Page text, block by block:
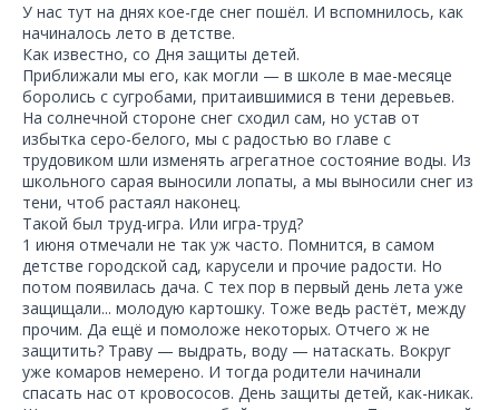
У нас тут на днях кое-где снег пошёл. И вспомнилось, как
начиналось лето в детстве.
Как известно, со Дня защиты детей.
Приближали мы его, как могли — в школе в мае-месяце
боролись с сугробами, притаившимися в тени деревьев.
На солнечной стороне снег сходил сам, но устав от
избытка серо-белого, мы с радостью во главе с
трудовиком шли изменять агрегатное состояние воды. Из
школьного сарая выносили лопаты, а мы выносили снег из
тени, чтоб растаял наконец.
Такой был труд-игра. Или игра-труд?
1 июня отмечали не так уж часто. Помнится, в самом
детстве городской сад, карусели и прочие радости. Но
потом появилась дача. С тех пор в первый день лета уже
защищали... молодую картошку. Тоже ведь растёт, между
прочим. Да ещё и помоложе некоторых. Отчего ж не
защитить? Траву — выдрать, воду — натаскать. Вокруг
уже комаров немерено. И тогда родители начинали
спасать нас от кровососов. День защиты детей, как-никак.